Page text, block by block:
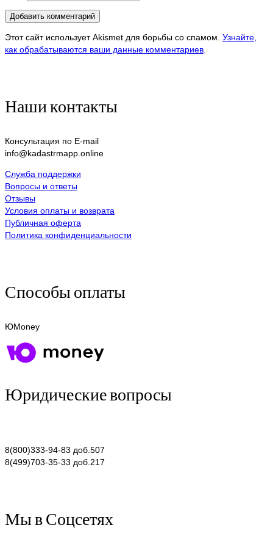
Этот сайт использует Akismet для борьбы со спамом. Узнайте,
как обрабатываются ваши данные комментариев
Наши контакты
Консультация по E-mail
info@kadastrmapp.online
Служба поддержки
Вопросы и ответы
Отзывы
Условия оплаты и возврата
Публичная оферта
Политика конфиденциальности
Способы оплаты
ЮMoney
Юридические вопросы
8(800)333-94-83 доб.507
8(499)703-35-33 доб.217
Мы в Соцсетях